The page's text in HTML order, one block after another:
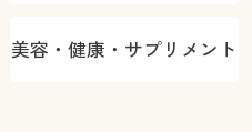
美容・健康・サプリメント